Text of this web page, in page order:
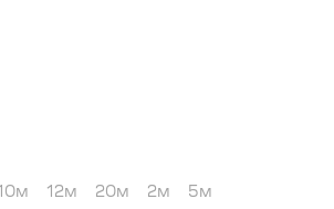
12м 20м 2м 5м